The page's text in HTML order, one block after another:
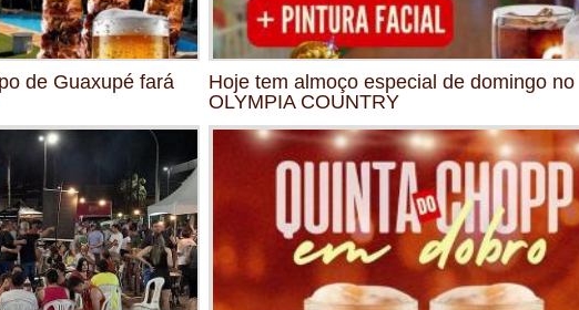
de Guaxupé fará
Hoje tem almoço especial de domingo no
OLYMPIA COUNTRY